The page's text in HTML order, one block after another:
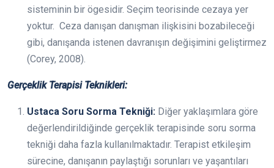
sisteminin bir ögesidir. Seçim teorisinde cezaya yer
yoktur. Ceza danışan danışman ilişkisini bozabileceği
gibi, danışanda istenen davranışın değişimini geliştirmez
(Corey, 2008).
Gerçeklik Terapisi Teknikleri:
Ustaca Soru Sorma Tekniği: Diğer yaklaşımlara göre
değerlendirildiğinde gerçeklik terapisinde soru sorma
tekniği daha fazla kullanılmaktadır. Terapist etkileşim
sürecine, danışanın paylaştığı sorunları ve yaşantıları